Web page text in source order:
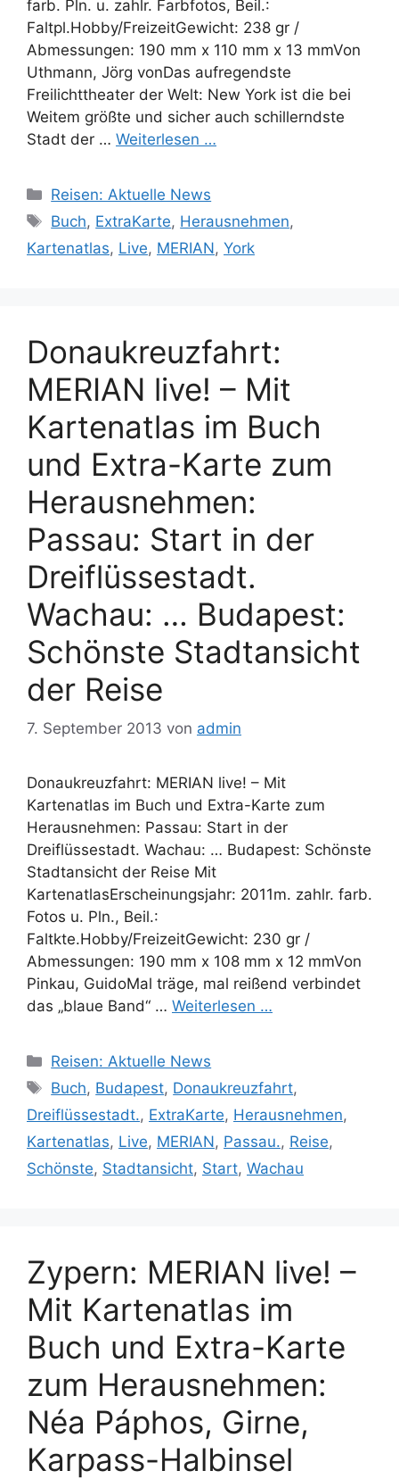
farb. Pln. u. zahlr. Farbfotos, Beil.:
Faltpl.Hobby/FreizeitGewicht: 238 gr /
Abmessungen: 190 mm x 110 mm x 13 mmVon
Uthmann, Jörg vonDas aufregendste
Freilichttheater der Welt: New York ist die bei
Weitem größte und sicher auch schillerndste
Stadt der … Weiterlesen …
Kategorien
Reisen: Aktuelle News
Schlagwörter
Buch, ExtraKarte, Herausnehmen,
Kartenatlas, Live, MERIAN, York
Donaukreuzfahrt:
MERIAN live! – Mit
Kartenatlas im Buch
und Extra-Karte zum
Herausnehmen:
Passau: Start in der
Dreiflüssestadt.
Wachau: … Budapest:
Schönste Stadtansicht
der Reise
7. September 2013 von admin
Donaukreuzfahrt: MERIAN live! – Mit
Kartenatlas im Buch und Extra-Karte zum
Herausnehmen: Passau: Start in der
Dreiflüssestadt. Wachau: … Budapest: Schönste
Stadtansicht der Reise Mit
KartenatlasErscheinungsjahr: 2011m. zahlr. farb.
Fotos u. Pln., Beil.:
Faltkte.Hobby/FreizeitGewicht: 230 gr /
Abmessungen: 190 mm x 108 mm x 12 mmVon
Pinkau, GuidoMal träge, mal reißend verbindet
das „blaue Band“ … Weiterlesen …
Kategorien
Reisen: Aktuelle News
Schlagwörter
Buch, Budapest, Donaukreuzfahrt,
Dreiflüssestadt., ExtraKarte, Herausnehmen,
Kartenatlas, Live, MERIAN, Passau., Reise,
Schönste, Stadtansicht, Start, Wachau
Zypern: MERIAN live! –
Mit Kartenatlas im
Buch und Extra-Karte
zum Herausnehmen:
Néa Páphos, Girne,
Karpass-Halbinsel